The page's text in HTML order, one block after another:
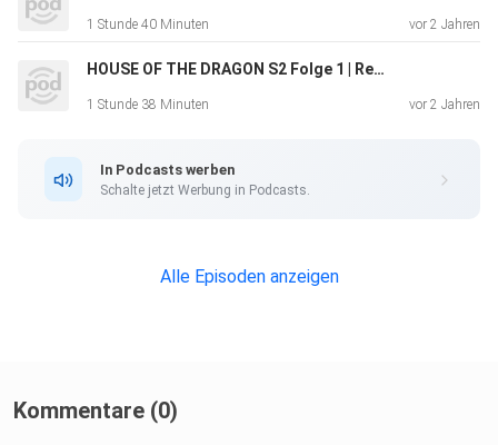
1 Stunde 40 Minuten vor 2 Jahren
HOUSE OF THE DRAGON S2 Folge 1 | Recap & Serie vs. Buch
1 Stunde 38 Minuten vor 2 Jahren
In Podcasts werben
Schalte jetzt Werbung in Podcasts.
Alle Episoden anzeigen
Kommentare (0)